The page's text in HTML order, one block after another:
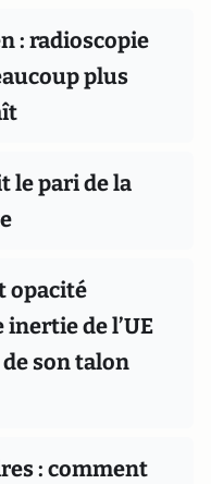
: radioscopie
plus
le pari de la
opacité
de l’UE
son talon
: comment